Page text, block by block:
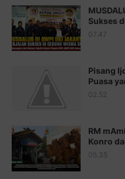
Juz 19 ⇨http://j.mp/
Juz 20 ⇨http://j.mp/2brI1zc
Juz 21 ⇨http://j.mp/
http://j.mp/
http://j.mp/2brItxm
Juz 25 ⇨http://j.mp/2brImlf
Juz 26 ⇨http://j.mp/
Sukses
07.47
Pisang
Puasa
02.52
RM
Konro
05.35